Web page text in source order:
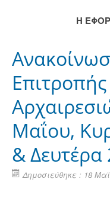
Η
Μαΐου,
&
Δημοσιεύθηκε : 18